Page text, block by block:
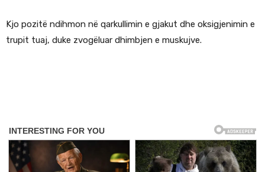
Kjo pozitë ndihmon në qarkullimin e gjakut dhe oksigjenimin e
trupit tuaj, duke zvogëluar dhimbjen e muskujve.